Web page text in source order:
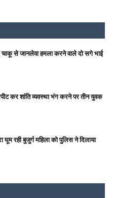
चाकू से जानलेवा हमला करने वाले दो सगे भाई
कर शांति व्यवस्था भंग करने पर तीन युवक
घूम रही बुजुर्ग महिला को पुलिस ने दिलाया